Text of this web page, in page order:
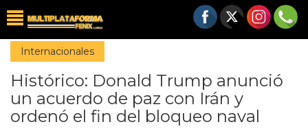
Internacionales
Histórico: Donald Trump anunció
un acuerdo de paz con Irán y
ordenó el fin del bloqueo naval